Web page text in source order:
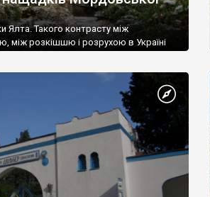
Ялта. Такого контрасту між
між розкішшю і розрухою в Україні